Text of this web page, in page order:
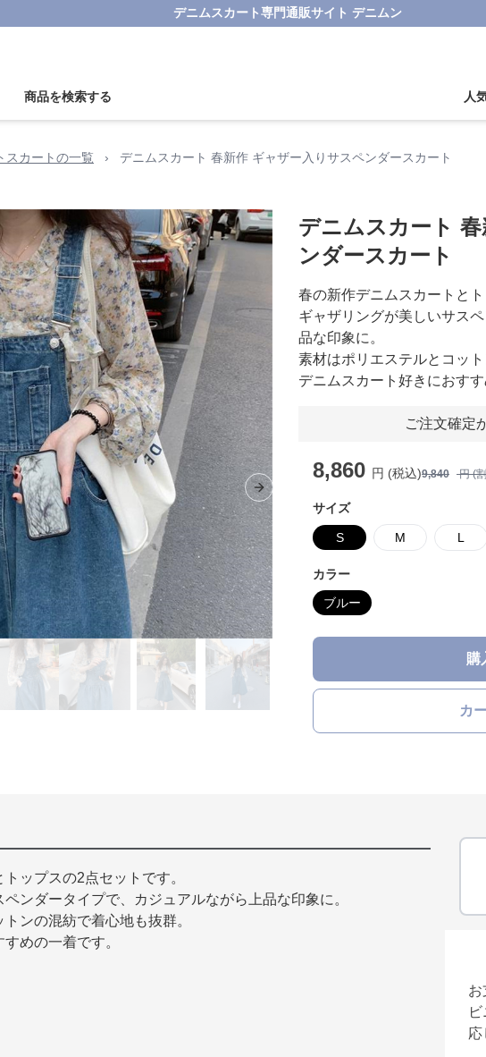
デニムスカート専門通販サイト デニムン
商品を検索する 人
スカートの一覧 › デニムスカート 春新作 ギャザー入りサスペンダースカート
Next slide
デニムスカート
ンダースカート
春の新作デニムスカートと
ギャザリングが美しいサス
品な印象に。
素材はポリエステルとコッ
デニムスカート好きにおすす
ご注文確定
8,860 円 (税込)9,840 円 (
サイズ
S M L
カラー
ブルー
購
カ
ップスの2点セットです。
ンダータイプで、カジュアルながら上品な印象に。
ンの混紡で着心地も抜群。
めの一着です。
お
応